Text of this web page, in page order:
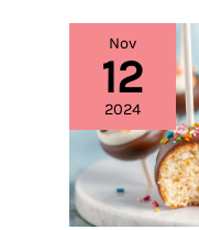
Nov
12
2024